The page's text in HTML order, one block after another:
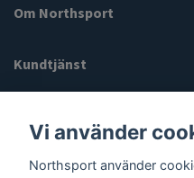
Om Northsport
Kundtjänst
Sociala medier
Vi använder
Northsport använder